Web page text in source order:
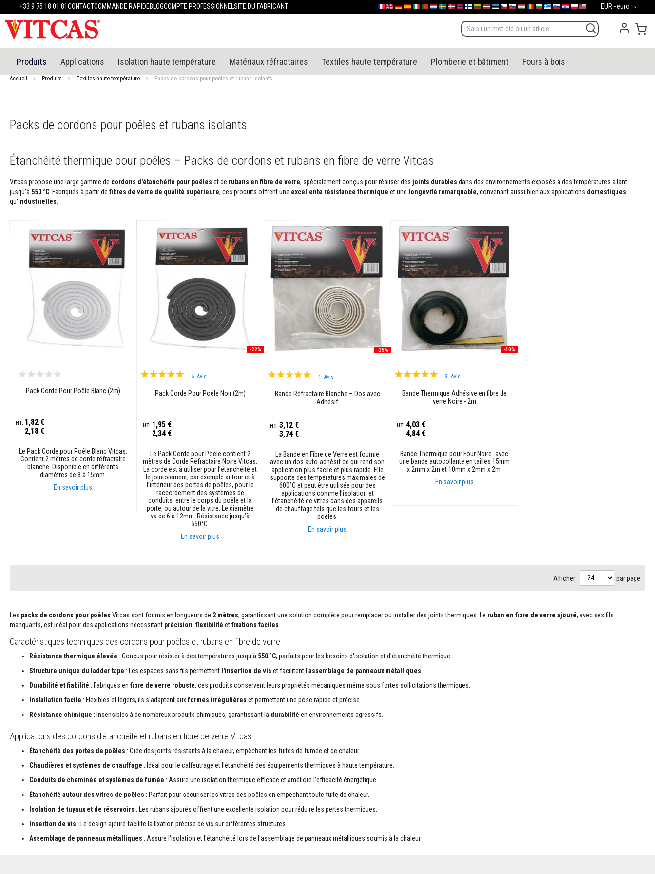
+33 9 75 18 01 81CONTACTCOMMANDE RAPIDEBLOGCOMPTE PROFESSIONNELSITE DU FABRICANTAllez
au
Devise
EUR - euro
Français
English (UK)
Deutschland
España
ItaliaPortugal
Nederland
Sverige
Danmark
NorgeSuomiLietuva
LatvijaEestiČeskoSlovensko
Magyarország
România
България
Ελλάδα
Slovenija
Hrvatska
PolskaEnglish (US)
Produits
Matériaux
réfractaires
Mastics
Enduit
plâtre
Mortiers
ciments
Mastics
Peintures
linteaux
acides
réfractaires
Plastiques
réfractaires
réparation
résistants
réfractaires
réfractaires
isolantes
Briques
Produits Applications Isolation haute température Matériaux réfractaires Textiles haute température Plomberie et bâtiment Fours à bois
Accueil Produits Textiles haute température Packs de cordons pour poêles et rubans isolants
Packs de cordons pour poêles et rubans isolants
Étanchéité thermique pour poêles – Packs de cordons et rubans en fibre de verre Vitcas
Vitcas propose une large gamme de cordons d'étanchéité pour poêles et de rubans en fibre de verre, spécialement conçus pour réaliser des joints durables dans des environnements exposés à des températures allant
jusqu'à 550 °C . Fabriqués à partir de fibres de verre de qualité supérieure, ces produits offrent une excellente résistance thermique et une longévité remarquable, convenant aussi bien aux applications domestiques
qu'industrielles
Pack Corde Pour Poêle Blanc (2m)
2,18 €
1,82 €
Le Pack Corde pour Poêle Blanc Vitcas.
Contient 2 mètres de corde réfractaire
blanche. Disponible en différents
diamètres de 3 à 15mm.
En savoir plus
-22%
Évaluation:
6 Avis
Pack Corde Pour Poêle Noir (2m)
2,34 €
1,95 €
Le Pack Corde pour Poêle contient 2
mètres de Corde Réfractaire Noire Vitcas.
La corde est à utiliser pour l’étanchéité et
le jointoiement, par exemple autour et à
l’intérieur des portes de poêles, pour le
raccordement des systèmes de
conduits, entre le corps du poêle et la
porte, ou autour de la vitre. Le diamètre
va de 6 à 12mm. Résistance jusqu’à
550°C.
En savoir plus
-25%
Évaluation:
1 Avis
Bande Réfractaire Blanche – Dos avec
Adhésif
3,74 €
3,12 €
La Bande en Fibre de Verre est fournie
avec un dos auto-adhésif ce qui rend son
application plus facile et plus rapide. Elle
supporte des températures maximales de
600°C et peut être utilisée pour des
applications comme l’isolation et
l’étanchéité de vitres dans des appareils
de chauffage tels que les fours et les
poêles.
En savoir plus
-40%
Évaluation:
3Avis
Bande Thermique Adhésive en fibre de
verre Noire - 2m
4,84 €
4,03 €
Bande Thermique pour Four Noire -avec
une bande autocollante en tailles 15mm
x 2mm x 2m et 10mm x 2mm x 2m.
En savoir plus
Afficher par page
Les packs de cordons pour poêles Vitcas sont fournis en longueurs de 2 mètres, garantissant une solution complète pour remplacer ou installer des joints thermiques. Le ruban en fibre de verre ajouré, avec ses fils
manquants, est idéal pour des applications nécessitant précision, flexibilité etfixations faciles
Caractéristiques techniques des cordons pour poêles et rubans en fibre de verre
Résistance thermique élevée : Conçus pour résister à des températures jusqu'à 550 °C, parfaits pour les besoins d'isolation et d'étanchéité thermique.
Structure unique du ladder tape : Les espaces sans fils permettent l'insertion de vis et facilitent l'assemblage de panneaux métalliques
Durabilité et fiabilité : Fabriqués en fibre de verre robuste, ces produits conservent leurs propriétés mécaniques même sous fortes sollicitations thermiques.
Installation facile : Flexibles et légers, ils s'adaptent auxformes irrégulières et permettent une pose rapide et précise.
Résistance chimique : Insensibles à de nombreux produits chimiques, garantissant la durabilité en environnements agressifs.
Applications des cordons d'étanchéité et rubans en fibre de verre Vitcas
Étanchéité des portes de poêles : Crée des joints résistants à la chaleur, empêchant les fuites de fumée et de chaleur.
Chaudières et systèmes de chauffage : Idéal pour le calfeutrage et l'étanchéité des équipements thermiques à haute température.
Conduits de cheminée et systèmes de fumée : Assure une isolation thermique efficace et améliore l'efficacité énergétique.
Étanchéité autour des vitres de poêles : Parfait pour sécuriser les vitres des poêles en empêchant toute fuite de chaleur.
Isolation de tuyaux et de réservoirs : Les rubans ajourés offrent une excellente isolation pour réduire les pertes thermiques.
Insertion de vis : Le design ajouré facilite la fixation précise de vis sur différentes structures.
Assemblage de panneaux métalliques : Assure l'isolation et l'étanchéité lors de l'assemblage de panneaux métalliques soumis à la chaleur.